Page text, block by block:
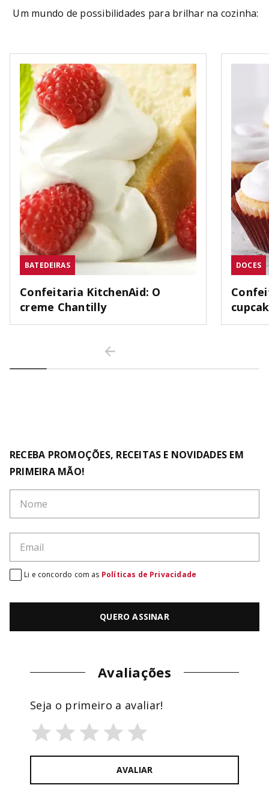
Um mundo de possibilidades para brilhar na cozinha:
BATEDEIRAS
Confeitaria KitchenAid: O
creme Chantilly
DOCES
RECEBA PROMOÇÕES, RECEITAS E NOVIDADES EM
PRIMEIRA MÃO!
QUERO ASSINAR
Li e concordo com as Políticas de Privacidade
Avaliações
Seja o primeiro a avaliar!
AVALIAR